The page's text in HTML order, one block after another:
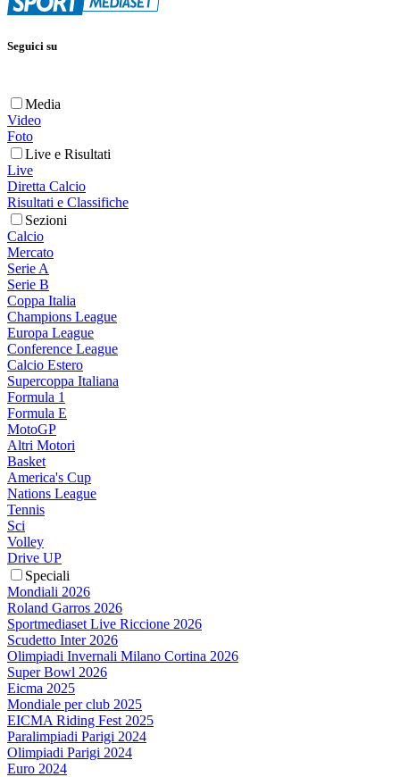
Seguici su
Media
Video
Foto
Live e Risultati
Live
Diretta Calcio
Risultati e Classifiche
Sezioni
Calcio
Mercato
Serie A
Serie B
Coppa Italia
Champions League
Europa League
Conference League
Calcio Estero
Supercoppa Italiana
Formula 1
Formula E
MotoGP
Altri Motori
Basket
America's Cup
Nations League
Tennis
Sci
Volley
Drive UP
Speciali
Mondiali 2026
Roland Garros 2026
Sportmediaset Live Riccione 2026
Scudetto Inter 2026
Olimpiadi Invernali Milano Cortina 2026
Super Bowl 2026
Eicma 2025
Mondiale per club 2025
EICMA Riding Fest 2025
Paralimpiadi Parigi 2024
Olimpiadi Parigi 2024
Euro 2024